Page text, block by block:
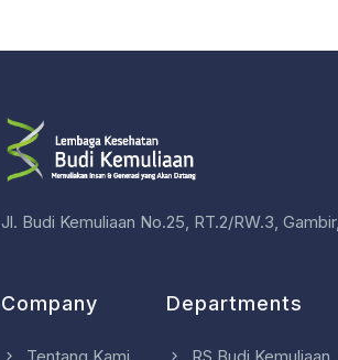
Jl. Budi Kemuliaan No.25, RT.2/RW.3,
Company Departments